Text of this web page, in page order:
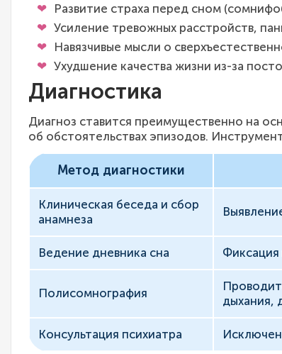
Развитие страха перед сном
Усиление тревожных расстройств,
Навязчивые мысли о
Ухудшение качества жизни из-за
Диагностика
Диагноз ставится преимущественно на
об обстоятельствах эпизодов.
Метод диагностики
Клиническая беседа и сбор
анамнеза
Ведение дневника сна Фиксация
Полисомнография
дыхания,
Консультация психиатра